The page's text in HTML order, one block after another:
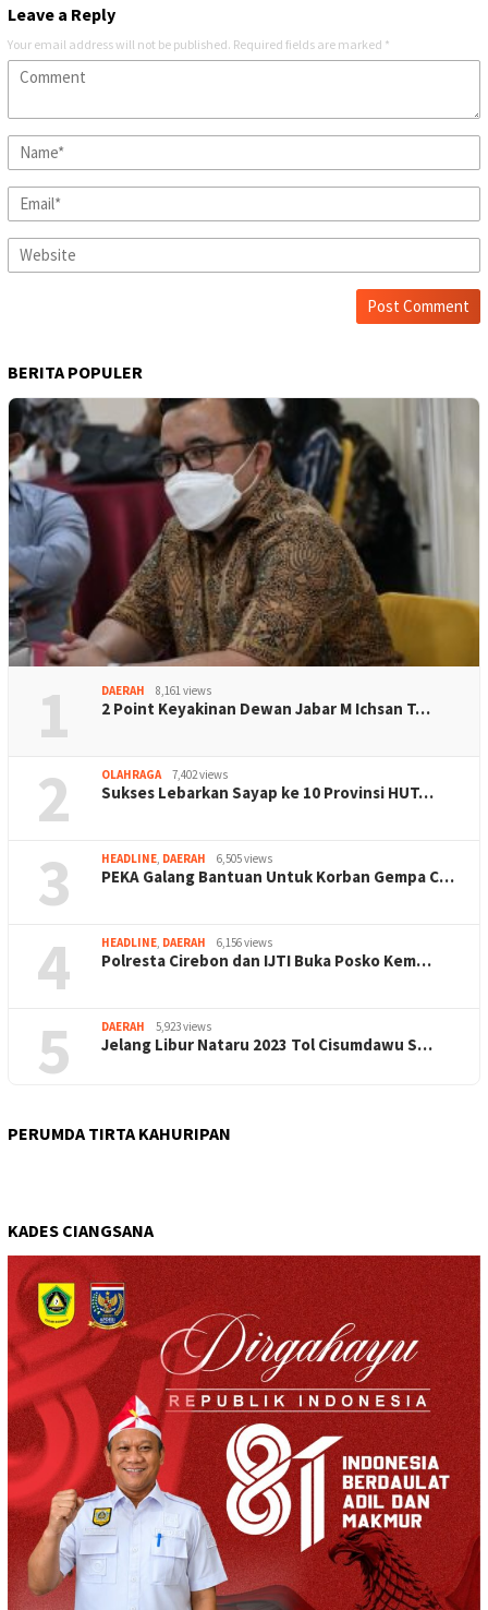
Leave a Reply
Your email address will not be published. Required fields are marked *
BERITA POPULER
1 DAERAH 8,161 views
2 Point Keyakinan Dewan Jabar M Ichsan T…
2 OLAHRAGA 7,402 views
Sukses Lebarkan Sayap ke 10 Provinsi HUT…
3 HEADLINE, DAERAH 6,505 views
PEKA Galang Bantuan Untuk Korban Gempa C…
4 HEADLINE, DAERAH 6,156 views
Polresta Cirebon dan IJTI Buka Posko Kem…
5 DAERAH 5,923 views
Jelang Libur Nataru 2023 Tol Cisumdawu S…
PERUMDA TIRTA KAHURIPAN
KADES CIANGSANA